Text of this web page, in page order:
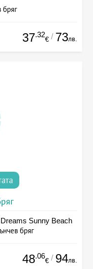
бряг
37.32
€ / 73лв.
Sunny Beach
бряг
48.06
€ / 94лв.